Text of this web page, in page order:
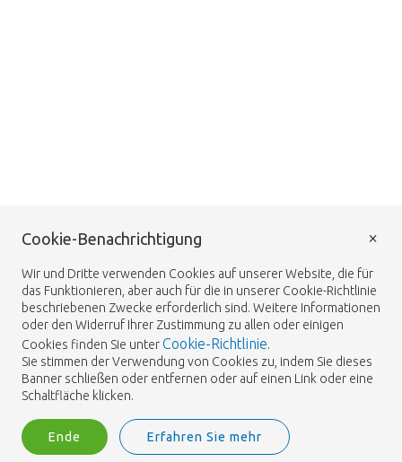
Cookie-Benachrichtigung
Wir und Dritte verwenden Cookies auf unserer Website, die für
das Funktionieren, aber auch für die in unserer Cookie-Richtlinie
beschriebenen Zwecke erforderlich sind. Weitere Informationen
oder den Widerruf Ihrer Zustimmung zu allen oder einigen
Cookies finden Sie unterCookie-Richtlinie.
Sie stimmen der Verwendung von Cookies zu, indem Sie dieses
Banner schließen oder entfernen oder auf einen Link oder eine
Schaltfläche klicken.
Ende Erfahren Sie mehr
×